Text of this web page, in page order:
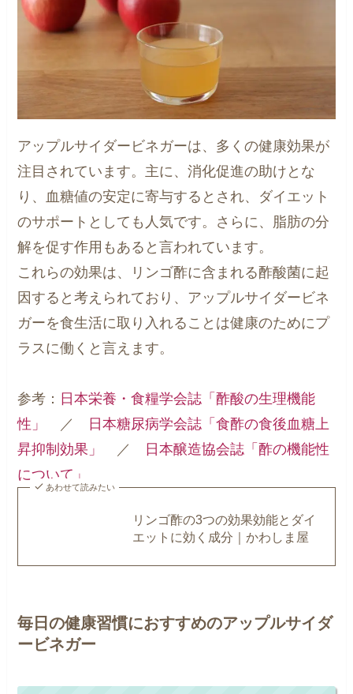
アップルサイダービネガーは、多くの健康効果が
注目されています。主に、消化促進の助けとな
り、血糖値の安定に寄与するとされ、ダイエット
のサポートとしても人気です。さらに、脂肪の分
解を促す作用もあると言われています。
これらの効果は、リンゴ酢に含まれる酢酸菌に起
因すると考えられており、アップルサイダービネ
ガーを食生活に取り入れることは健康のためにプ
ラスに働くと言えます。
参考： 日本栄養・食糧学会誌「酢酸の生理機能
性」
／
日本糖尿病学会誌「食酢の食後血糖上
昇抑制効果」
／
日本醸造協会誌「酢の機能性
について」
あわせて読みたい
リンゴ酢の3つの効果効能とダイ
エットに効く成分｜かわしま屋
毎日の健康習慣におすすめのアップルサイダ
ービネガー